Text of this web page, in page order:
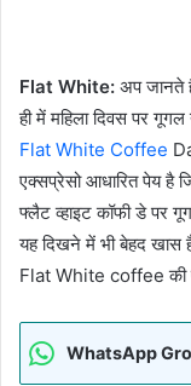
Flat White: अप जानते
ही में महिला दिवस पर
Flat White Coffee
एक्सप्रेसो आधारित पेय है
फ्लैट व्हाइट कॉफी डे पर
यह दिखने में भी बेहद खास
Flat White coffee की
WhatsApp